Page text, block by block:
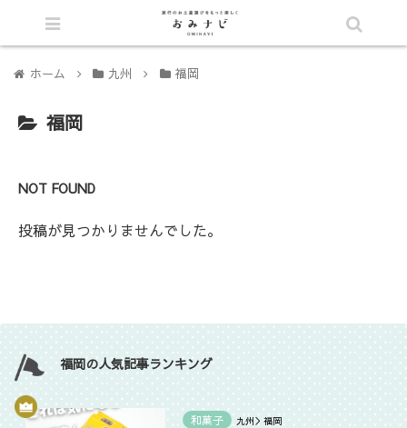
ホーム 九州 福岡
福岡
NOT FOUND
投稿が見つかりませんでした。
福岡の人気記事ランキング
和菓子 九州＞福岡
シェア